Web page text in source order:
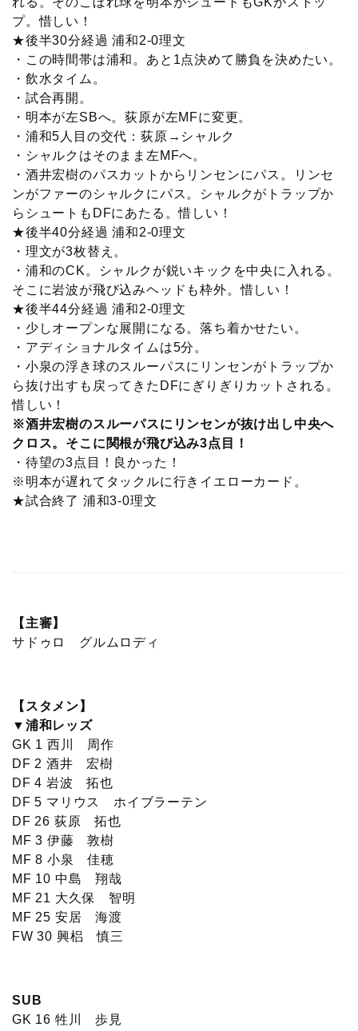
プ。惜しい！
★後半30分経過 浦和2-0理文
・この時間帯は浦和。あと1点決めて勝負を決めたい。
・飲水タイム。
・試合再開。
・明本が左SBへ。荻原が左MFに変更。
・浦和5人目の交代：荻原→シャルク
・シャルクはそのまま左MFへ。
・酒井宏樹のパスカットからリンセンにパス。リンセ
ンがファーのシャルクにパス。シャルクがトラップか
らシュートもDFにあたる。惜しい！
★後半40分経過 浦和2-0理文
・理文が3枚替え。
・浦和のCK。シャルクが鋭いキックを中央に入れる。
そこに岩波が飛び込みヘッドも枠外。惜しい！
★後半44分経過 浦和2-0理文
・少しオープンな展開になる。落ち着かせたい。
・アディショナルタイムは5分。
・小泉の浮き球のスルーパスにリンセンがトラップか
ら抜け出すも戻ってきたDFにぎりぎりカットされる。
惜しい！
※酒井宏樹のスルーパスにリンセンが抜け出し中央へ
クロス。そこに関根が飛び込み3点目！
・待望の3点目！良かった！
※明本が遅れてタックルに行きイエローカード。
★試合終了 浦和3-0理文
【主審】
サドゥロ グルムロディ
【スタメン】
▼浦和レッズ
GK 1 西川 周作
DF 2 酒井 宏樹
DF 4 岩波 拓也
DF 5 マリウス ホイブラーテン
DF 26 荻原 拓也
MF 3 伊藤 敦樹
MF 8 小泉 佳穂
MF 10 中島 翔哉
MF 21 大久保 智明
MF 25 安居 海渡
FW 30 興梠 慎三
SUB
GK 16 牲川 歩見